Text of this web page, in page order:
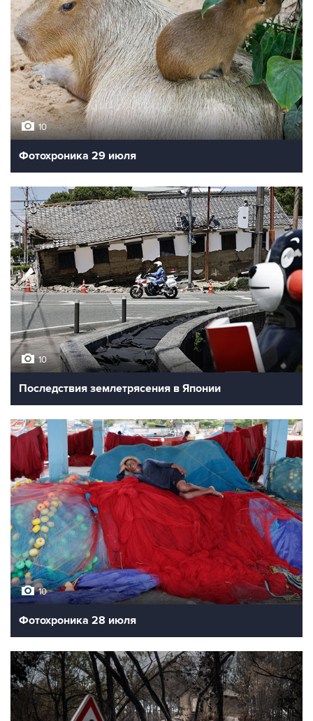
10
Фотохроника 29 июля
10
Последствия землетрясения в Японии
10
Фотохроника 28 июля